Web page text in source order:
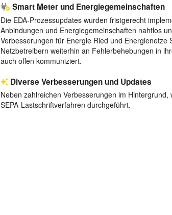
Smart Meter und Energiegemeinschaften
Die EDA-Prozessupdates wurden fristgerecht
Anbindungen und Energiegemeinschaften nahtlos
Verbesserungen für Energie Ried und
Netzbetreibern weiterhin an Fehlerbehebungen in
auch offen kommuniziert.
Diverse Verbesserungen und Updates
Neben zahlreichen Verbesserungen im
SEPA-Lastschriftverfahren durchgeführt.